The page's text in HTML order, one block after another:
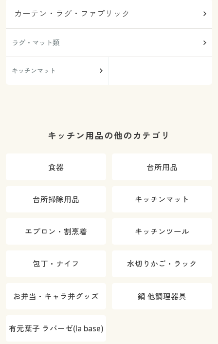
カーテン・ラグ・ファブリック
ラグ・マット類
キッチンマット
キッチン用品の他のカテゴリ
食器 台所用品
台所掃除用品 キッチンマット
エプロン・割烹着 キッチンツール
包丁・ナイフ 水切りかご・ラック
お弁当・キャラ弁グッズ 鍋 他調理器具
有元葉子 ラバーゼ(la base)